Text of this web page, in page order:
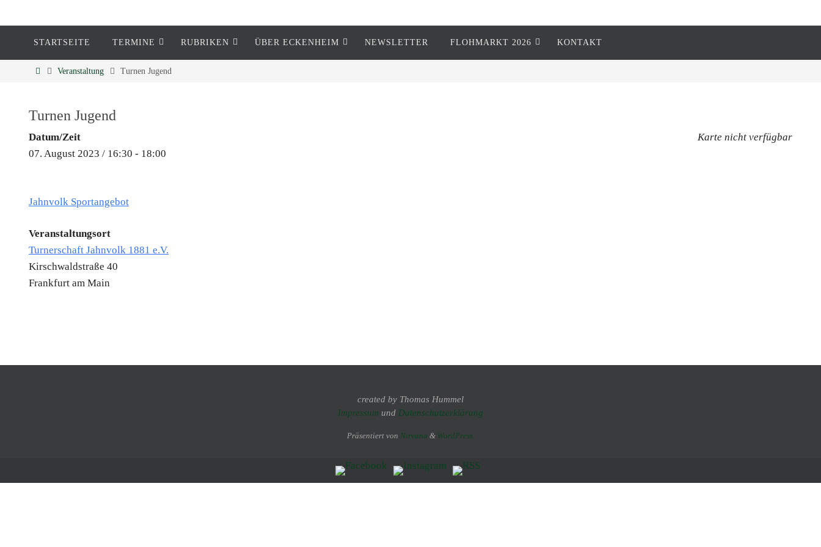
Eckenheim
STARTSEITE TERMINE RUBRIKEN ÜBER ECKENHEIM NEWSLETTER FLOHMARKT 2026 KONTAKT
Veranstaltung Turnen Jugend
Turnen Jugend
Karte nicht verfügbar
Datum/Zeit
07. August 2023 / 16:30 - 18:00
Jahnvolk Sportangebot
Veranstaltungsort
Turnerschaft Jahnvolk 1881 e.V.
Kirschwaldstraße 40
Frankfurt am Main
created by Thomas Hummel
Impressum und Datenschutzerklärung
Präsentiert von Nirvana & WordPress.